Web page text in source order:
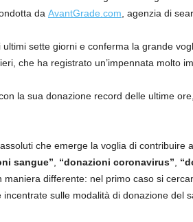
da AvantGrade.com , agenzia di
ultimi sette giorni e conferma la grande
che ha registrato un’impennata molto
la sua donazione record delle ultime
che emerge la voglia di
sangue” “donazioni coronavirus”
maniera differente: nel primo caso si
sulle modalità di donazione del